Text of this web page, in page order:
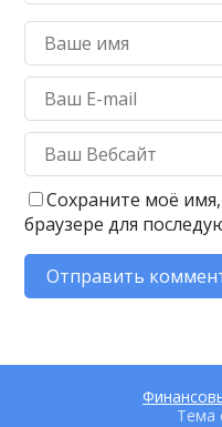
Сохраните моё
браузере для
Тема